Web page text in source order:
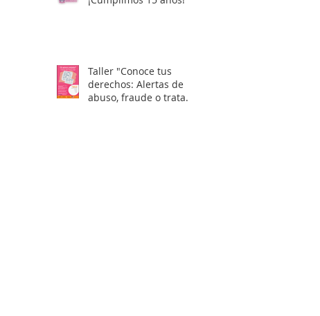
Taller "Conoce tus
derechos: Alertas de
abuso, fraude o trata